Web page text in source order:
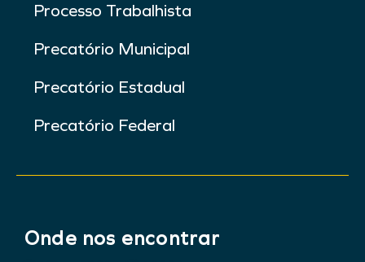
Processo Trabalhista
Precatório Municipal
Precatório Estadual
Precatório Federal
Onde nos encontrar